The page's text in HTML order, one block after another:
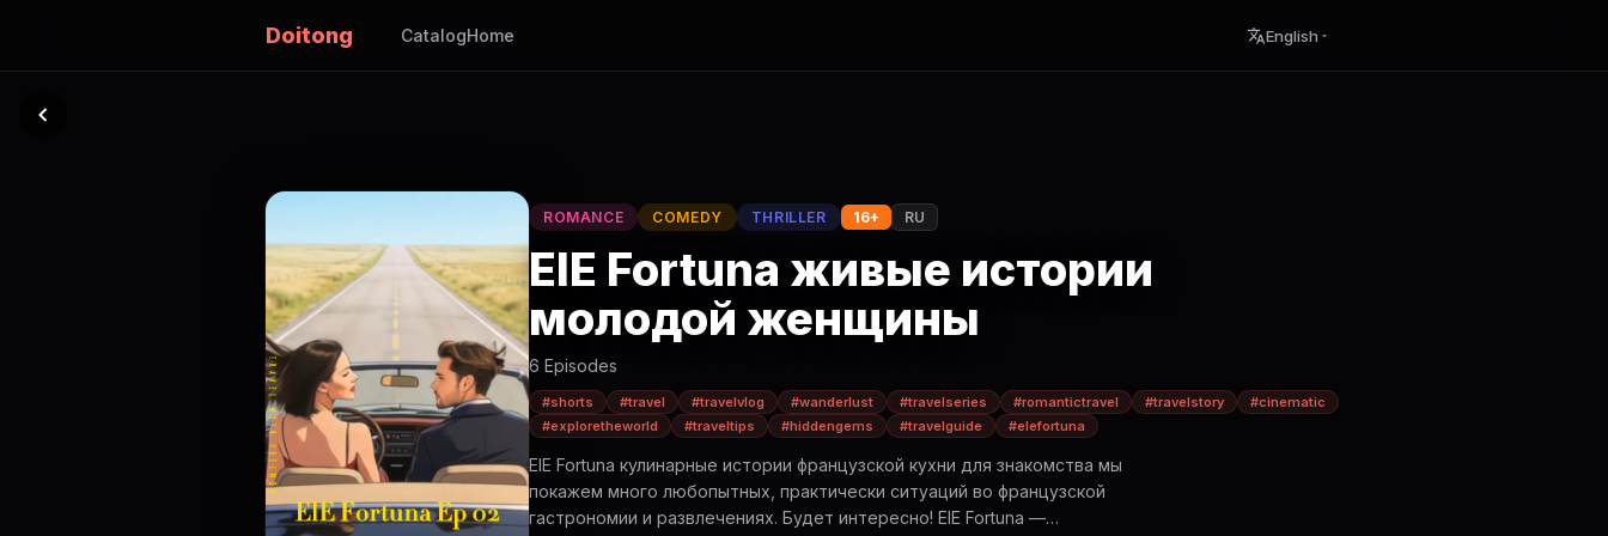
Doitong CatalogHome English
ROMANCE COMEDY THRILLER 16+ RU
ElE Fortuna живые истории
молодой женщины
6 Episodes
#shorts #travel #travelvlog #wanderlust #travelseries #romantictravel #travelstory
#cinematic
#exploretheworld
#traveltips #hiddengems #travelguide #elefortuna
ElE Fortuna кулинарные истории французской кухни для знакомства мы
покажем много любопытных, практически ситуаций во французской
гастрономии и развлечениях. Будет интересно! ElE Fortuna —